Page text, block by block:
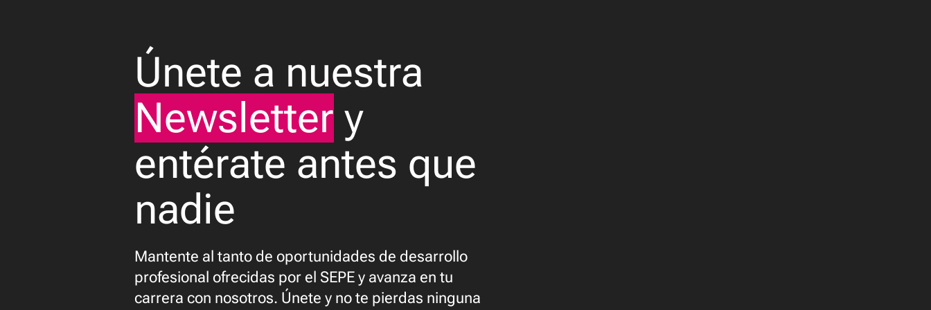
Únete a nuestra
Newsletter y
entérate antes que
nadie
Mantente al tanto de oportunidades de desarrollo
profesional ofrecidas por el SEPE y avanza en tu
carrera con nosotros. Únete y no te pierdas ninguna